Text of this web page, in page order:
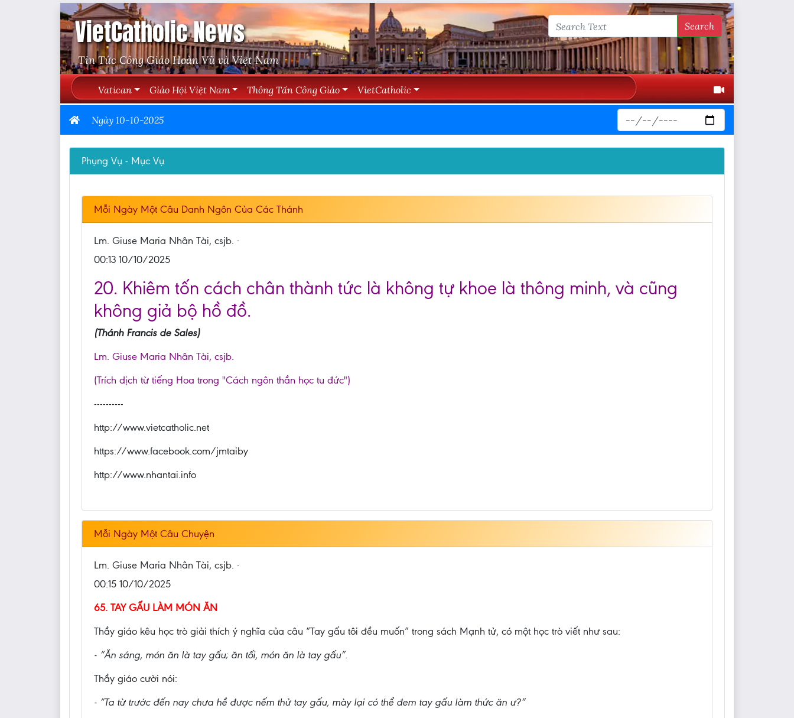
VietCatholic News
Tin Tức Công Giáo Hoàn Vũ và Việt Nam
Search
Vatican Giáo Hội Việt Nam Thông Tấn Công Giáo VietCatholic
Ngày 10-10-2025
Phụng Vụ - Mục Vụ
Mỗi Ngày Một Câu Danh Ngôn Của Các Thánh
Lm. Giuse Maria Nhân Tài, csjb. ·
00:13 10/10/2025
20. Khiêm tốn cách chân thành tức là không tự khoe là thông minh, và cũng
không giả bộ hồ đồ.
(Thánh Francis de Sales)
Lm. Giuse Maria Nhân Tài, csjb.
(Trích dịch từ tiếng Hoa trong "Cách ngôn thần học tu đức")
----------
http://www.vietcatholic.net
https://www.facebook.com/jmtaiby
http://www.nhantai.info
Mỗi Ngày Một Câu Chuyện
Lm. Giuse Maria Nhân Tài, csjb. ·
00:15 10/10/2025
65. TAY GẤU LÀM MÓN ĂN
Thầy giáo kêu học trò giải thích ý nghĩa của câu “Tay gấu tôi đều muốn” trong sách Mạnh tử, có một học trò viết như sau:
- “Ăn sáng, món ăn là tay gấu; ăn tối, món ăn là tay gấu”.
Thầy giáo cười nói:
- “Ta từ trước đến nay chưa hề được nếm thử tay gấu, mày lại có thể đem tay gấu làm thức ăn ư?”